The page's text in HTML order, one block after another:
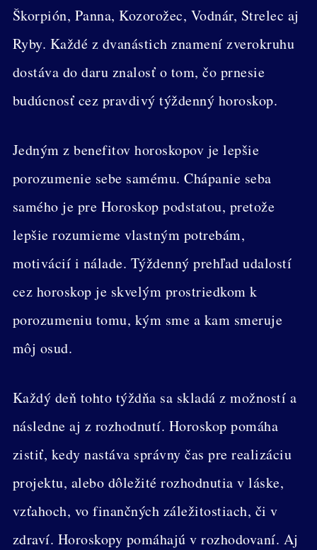
Škorpión, Panna, Kozorožec, Vodnár, Strelec aj
Ryby. Každé z dvanástich znamení zverokruhu
dostáva do daru znalosť o tom, čo prnesie
budúcnosť cez pravdivý týždenný horoskop.
Jedným z benefitov horoskopov je lepšie
porozumenie sebe samému. Chápanie seba
samého je pre Horoskop podstatou, pretože
lepšie rozumieme vlastným potrebám,
motivácií i nálade. Týždenný prehľad udalostí
cez horoskop je skvelým prostriedkom k
porozumeniu tomu, kým sme a kam smeruje
môj osud.
Každý deň tohto týždňa sa skladá z možností a
následne aj z rozhodnutí. Horoskop pomáha
zistiť, kedy nastáva správny čas pre realizáciu
projektu, alebo dôležité rozhodnutia v láske,
vzťahoch, vo finančných záležitostiach, či v
zdraví. Horoskopy pomáhajú v rozhodovaní. Aj